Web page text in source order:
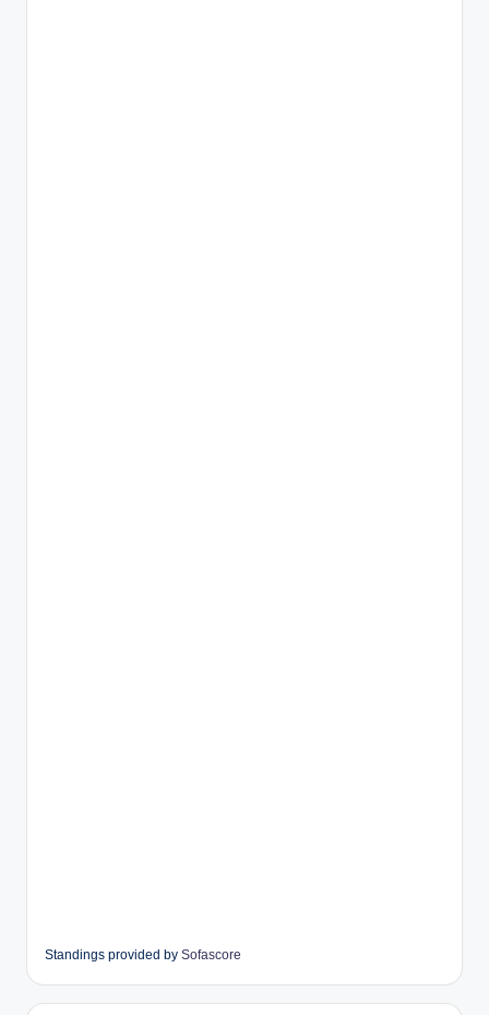
Standings provided by Sofascore